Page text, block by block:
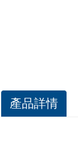
產品詳情